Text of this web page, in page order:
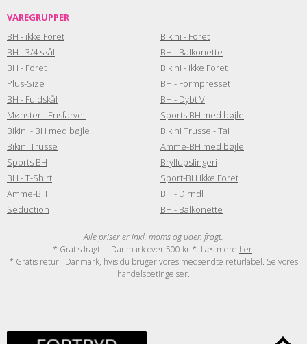
VAREGRUPPER
BH - ikke Foret
BH - 3/4 skål
BH - Foret
Plus-Size
BH - Fuldskål
Mønster - Ensfarvet
Bikini - BH med bøjle
Bikini Trusse
Sports BH
BH - T-Shirt
Amme-BH
Seduction
Bikini - Foret
BH - Balkonette
Bikini - ikke Foret
BH - Formpresset
BH - Dybt V
Sports BH med bøjle
Bikini Trusse - Tai
Amme-BH med bøjle
Bryllupslingeri
Sport-BH Ikke Foret
BH - Dirndl
BH - Balkonette
Alle priser er inkl. moms og uden fragt.
* Gratis fragt til Danmark over 500 kr.*. Læs mere her.
* Gratis retur i Danmark, hvis du bruger vores medsendte returlabel. Se vores
handelsbetingelser.